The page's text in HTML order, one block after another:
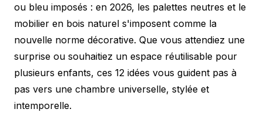
ou bleu imposés : en 2026, les palettes neutres et le
mobilier en bois naturel s'imposent comme la
nouvelle norme décorative. Que vous attendiez une
surprise ou souhaitiez un espace réutilisable pour
plusieurs enfants, ces 12 idées vous guident pas à
pas vers une chambre universelle, stylée et
intemporelle.